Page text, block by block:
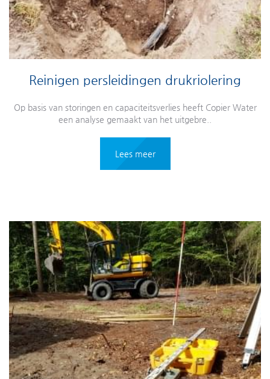
Reinigen persleidingen drukriolering
Op basis van storingen en capaciteitsverlies heeft Copier Water
een analyse gemaakt van het uitgebre..
Lees meer